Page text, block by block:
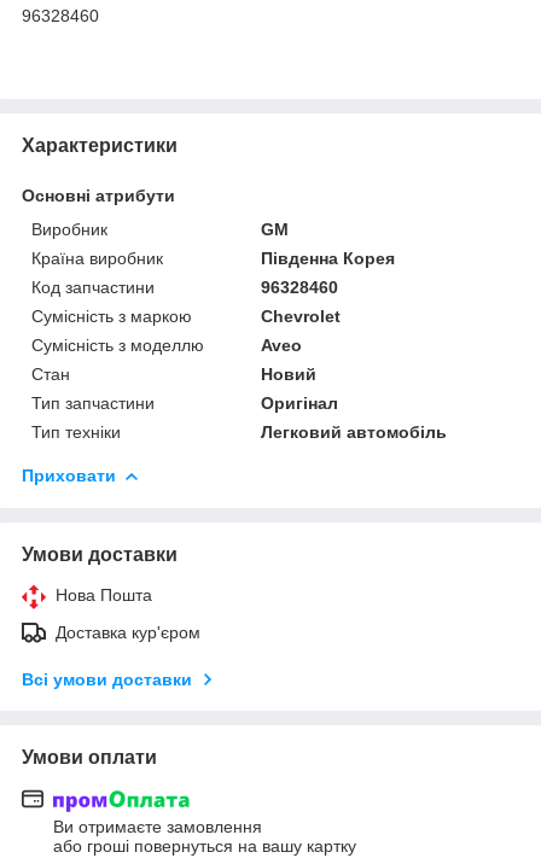
96328460
Характеристики
Основні атрибути
Виробник
GM
Країна виробник
Південна Корея
Код запчастини
96328460
Сумісність з маркою
Chevrolet
Сумісність з моделлю
Aveo
Стан
Новий
Тип запчастини
Оригінал
Тип техніки
Легковий автомобіль
Приховати
Умови доставки
Нова Пошта
Доставка кур'єром
Всі умови доставки
Умови оплати
Ви отримаєте замовлення
або гроші повернуться на вашу картку